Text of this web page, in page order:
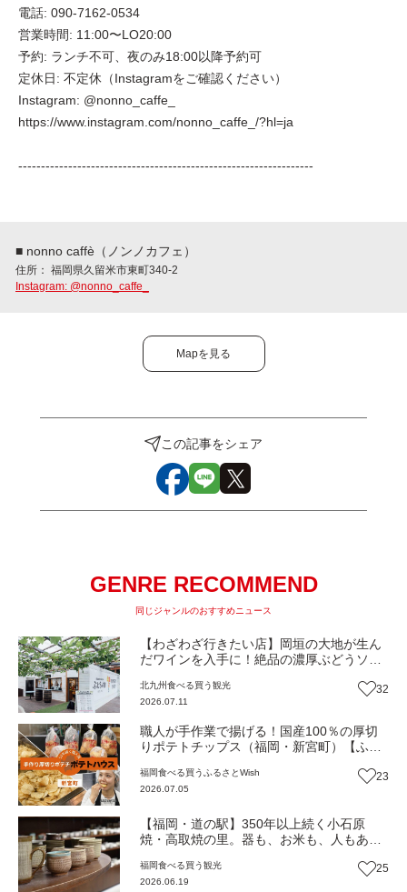
電話: 090-7162-0534
営業時間: 11:00〜LO20:00
予約: ランチ不可、夜のみ18:00以降予約可
定休日: 不定休（Instagramをご確認ください）
Instagram: @nonno_caffe_
https://www.instagram.com/nonno_caffe_/?hl=ja
-----------------------------------------------------------------
■ nonno caffè（ノンノカフェ）
住所： 福岡県久留米市東町340-2
Instagram: @nonno_caffe_
Mapを見る
この記事をシェア
GENRE RECOMMEND
同じジャンルのおすすめニュース
【わざわざ行きたい店】岡垣の大地が生ん
だワインを入手に！絶品の濃厚ぶどうソフ
『ぶどうの樹のワイナリー』（福岡・岡垣
町）【まち歩き】
北九州食べる買う観光
2026.07.11
32
職人が手作業で揚げる！国産100％の厚切
りポテトチップス（福岡・新宮町）【ふる
福岡食べる買うふるさとWish
2026.07.05
23
【福岡・道の駅】350年以上続く小石原
焼・高取焼の里。器も、お米も、人もあた
『道の駅小石原』（福岡・東峰村）【まち
歩き】
福岡食べる買う観光
2026.06.19
25